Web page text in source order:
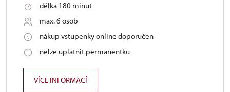
délka 180 minut
max. 6 osob
nákup vstupenky online doporučen
nelze uplatnit permanentku
VÍCE INFORMACÍ